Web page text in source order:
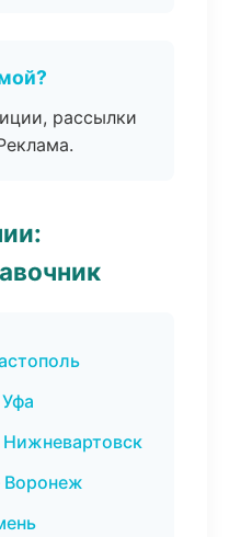
рассылки
Воронеж